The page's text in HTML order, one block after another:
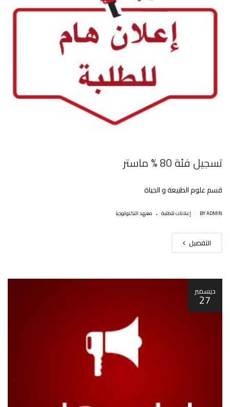
تسجيل فئة 80 % ماستر
قسم علوم الطبيعة و الحياة
BY ADMIN إعلانات للطلبة . معهد التكنولوجيا
التفصيل
ديسمبر
27